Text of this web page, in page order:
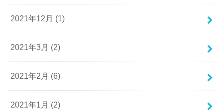
2021年12月 (1)
2021年3月 (2)
2021年2月 (6)
2021年1月 (2)